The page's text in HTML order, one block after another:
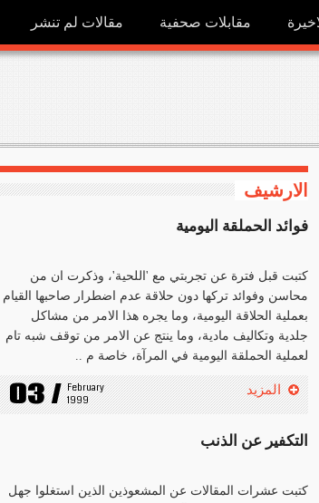
مقابلات صحفية مقالات لم تنشر
الارشيف
فوائد الحملقة اليومية
كتبت قبل فترة عن تجربتي مع 'اللحية'، وذكرت ان من
محاسن وفوائد تركها دون حلاقة عدم اضطرار صاحبها القيام
بعملية الحلاقة اليومية، وما يجره هذا الامر من مشاكل
جلدية وتكاليف مادية، وما ينتج عن الامر من توقف شبه تام
لعملية الحملقة اليومية في المرآة، خاصة م ..
03 / February
1999
المزيد
التكفير عن الذنب
كتبت عشرات المقالات عن المشعوذين الذين استغلوا جهل